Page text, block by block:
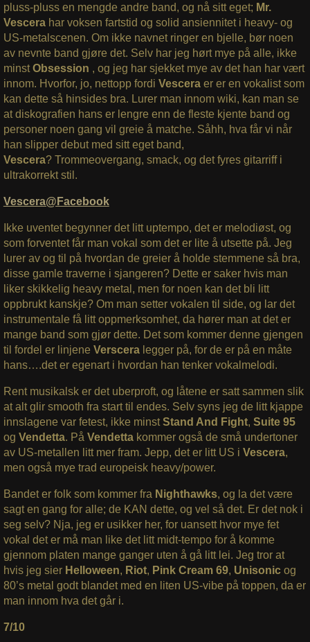
pluss-pluss en mengde andre band, og nå sitt eget; Mr.
Vescerahar voksen fartstid og solid ansiennitet i heavy- og
US-metalscenen. Om ikke navnet ringer en bjelle, bør noen
av nevnte band gjøre det. Selv har jeg hørt mye på alle, ikke
minstObsession , og jeg har sjekket mye av det han har vært
innom. Hvorfor, jo, nettopp fordi Vescera er er en vokalist som
kan dette så hinsides bra. Lurer man innom wiki, kan man se
at diskografien hans er lengre enn de fleste kjente band og
personer noen gang vil greie å matche. Såhh, hva får vi når
han slipper debut med sitt eget band,
Vescera? Trommeovergang, smack, og det fyres gitarriff i
ultrakorrekt stil.
Vescera@Facebook
Ikke uventet begynner det litt uptempo, det er melodiøst, og
som forventet får man vokal som det er lite å utsette på. Jeg
lurer av og til på hvordan de greier å holde stemmene så bra,
disse gamle traverne i sjangeren? Dette er saker hvis man
liker skikkelig heavy metal, men for noen kan det bli litt
oppbrukt kanskje? Om man setter vokalen til side, og lar det
instrumentale få litt oppmerksomhet, da hører man at det er
mange band som gjør dette. Det som kommer denne gjengen
til fordel er linjene Verscera legger på, for de er på en måte
hans….det er egenart i hvordan han tenker vokalmelodi.
Rent musikalsk er det uberproft, og låtene er satt sammen slik
at alt glir smooth fra start til endes. Selv syns jeg de litt kjappe
innslagene var fetest, ikke minstStand And Fight, Suite 95
og Vendetta. På Vendettakommer også de små undertoner
av US-metallen litt mer fram. Jepp, det er litt US i Vescera,
men også mye trad europeisk heavy/power.
Bandet er folk som kommer fra Nighthawks, og la det være
sagt en gang for alle; de KAN dette, og vel så det. Er det nok i
seg selv? Nja, jeg er usikker her, for uansett hvor mye fet
vokal det er må man like det litt midt-tempo for å komme
gjennom platen mange ganger uten å gå litt lei. Jeg tror at
hvis jeg sier Helloween, Riot, Pink Cream 69, Unisonic og
80’s metal godt blandet med en liten US-vibe på toppen, da er
man innom hva det går i.
7/10